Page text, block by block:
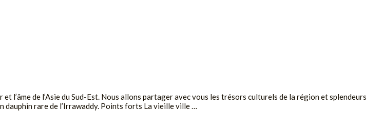
de l’Asie du Sud-Est. Nous allons partager avec vous les trésors culturels de la région et splendeurs
dauphin rare de l’Irrawaddy. Points forts La vieille ville …